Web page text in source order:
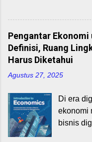
Dalam
negeri)
negeri).
antara
ke
dan
bagian
akan
startup
Pengantar
Definisi, Ruang
Harus Diketahui
Agustus 27, 2025
Di era
ekonomi
bisnis